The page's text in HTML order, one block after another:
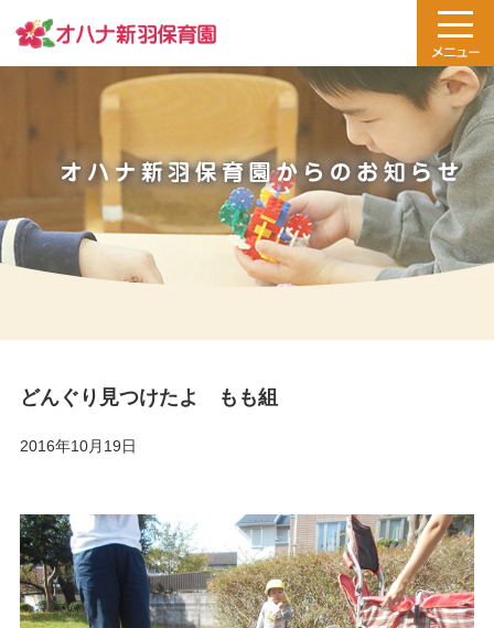
どんぐり見つけたよ もも組
2016年10月19日